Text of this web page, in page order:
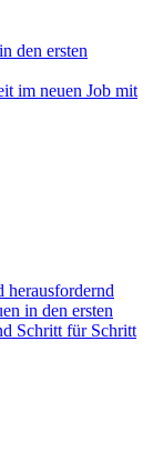
den ersten
im neuen Job mit
herausfordernd
in den ersten
Schritt für Schritt